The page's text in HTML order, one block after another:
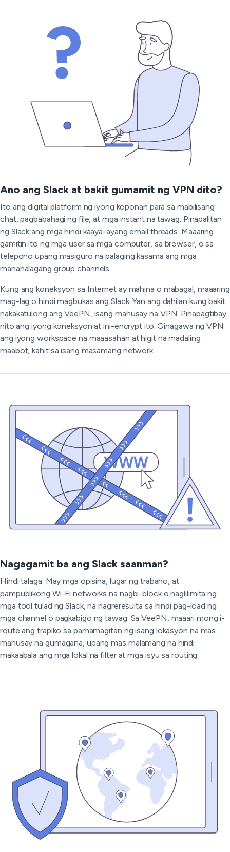
Ano ang Slack at bakit gumamit ng VPN dito?
Ito ang digital platform ng iyong koponan para sa mabilisang
chat, pagbabahagi ng file, at mga instant na tawag. Pinapalitan
ng Slack ang mga hindi kaaya-ayang email threads. Maaaring
gamitin ito ng mga user sa mga computer, sa browser, o sa
telepono upang masiguro na palaging kasama ang mga
mahahalagang group channels.
Kung ang koneksyon sa Internet ay mahina o mabagal, maaaring
mag-lag o hindi magbukas ang Slack. Yan ang dahilan kung bakit
nakakatulong ang VeePN, isang mahusay na VPN. Pinapagtibay
nito ang iyong koneksyon at ini-encrypt ito. Ginagawa ng VPN
ang iyong workspace na maaasahan at higit na madaling
maabot, kahit sa isang masamang network.
Nagagamit ba ang Slack saanman?
Hindi talaga. May mga opisina, lugar ng trabaho, at
pampublikong Wi-Fi networks na nagbi-block o naglilimita ng
mga tool tulad ng Slack, na nagreresulta sa hindi pag-load ng
mga channel o pagkabigo ng tawag. Sa VeePN, maaari mong i-
route ang trapiko sa pamamagitan ng isang lokasyon na mas
mahusay na gumagana, upang mas malamang na hindi
makaabala ang mga lokal na filter at mga isyu sa routing.